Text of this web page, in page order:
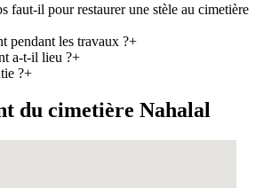
faut-il pour restaurer une stèle au cimetière
pendant les travaux ?+
a-t-il lieu ?+
?+
du cimetière Nahalal